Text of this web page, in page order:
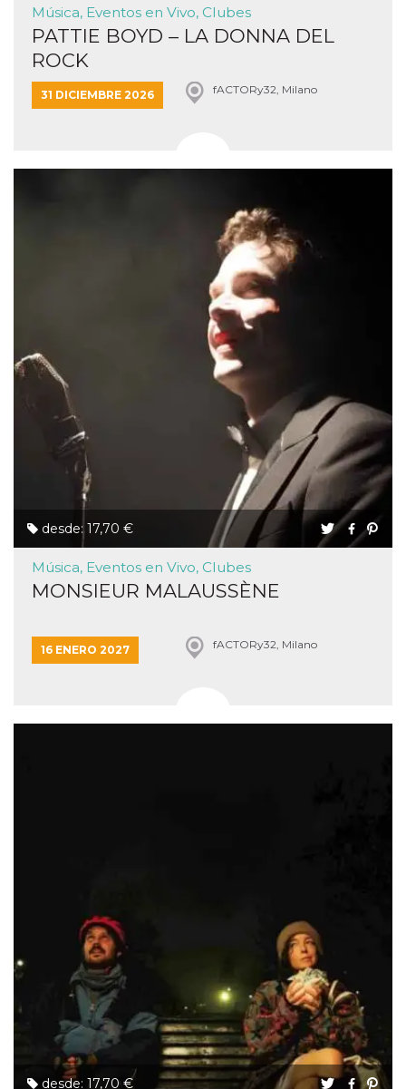
Música, Eventos en Vivo, Clubes
PATTIE BOYD – LA DONNA DEL
ROCK
31 DICIEMBRE 2026 fACTORy32, Milano
desde: 17,70 €
Música, Eventos en Vivo, Clubes
MONSIEUR MALAUSSÈNE
16 ENERO 2027 fACTORy32, Milano
desde: 17,70 €